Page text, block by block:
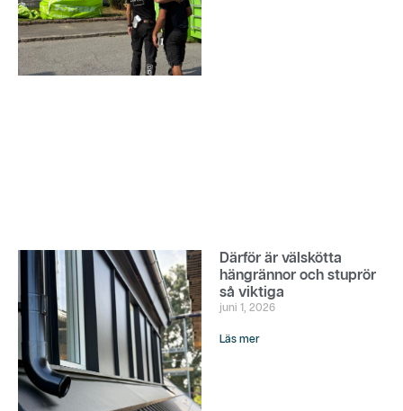
Därför är välskötta
hängrännor och stuprör
så viktiga
juni 1, 2026
Läs mer